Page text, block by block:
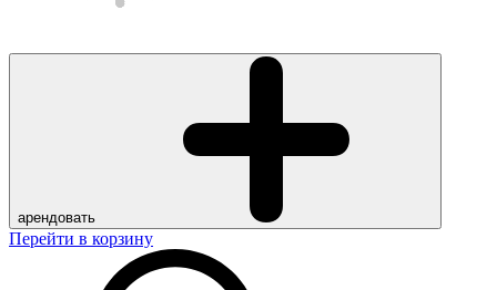
арендовать
Перейти в корзину